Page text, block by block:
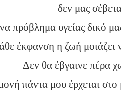
δεν μας
πρόβλημα υγείας δικό
έκφανση η ζωή μοιάζει
Δεν θα έβγαινε πέρα
πάντα μου έρχεται